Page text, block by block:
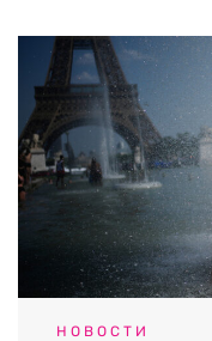
НОВОСТИ